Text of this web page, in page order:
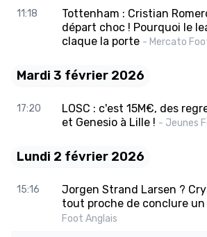
11:18
Tottenham : Cristian
départ choc ! Pourquoi le
claque la porte - Mercato
Mardi 3 février 2026
17:20
LOSC : c'est 15M€, des
et Genesio à Lille ! - Jeunes
Lundi 2 février 2026
15:16
Jorgen Strand Larsen ?
tout proche de conclure un
Foot Anglais